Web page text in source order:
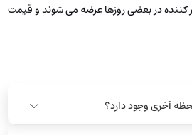
کننده در بعضی روزها عرضه می‌ شوند و قیمت‌
آخری وجود دارد؟